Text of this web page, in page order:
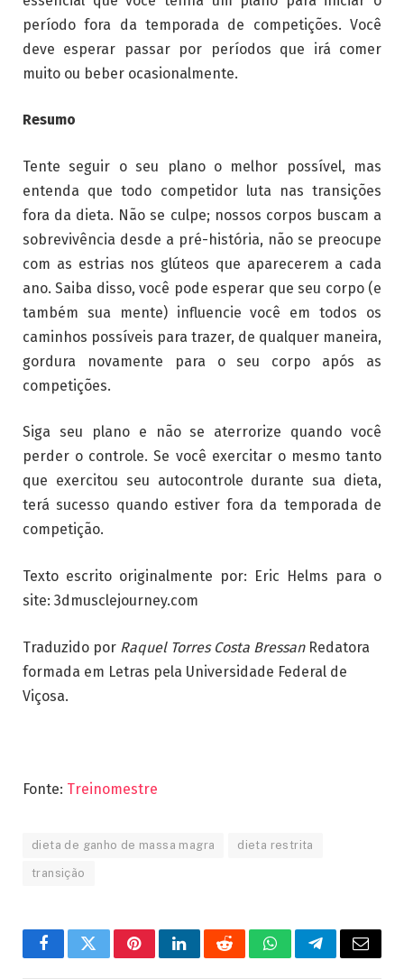
período fora da temporada de competições. Você
deve esperar passar por períodos que irá comer
muito ou beber ocasionalmente.
Resumo
Tente seguir o seu plano o melhor possível, mas
entenda que todo competidor luta nas transições
fora da dieta. Não se culpe; nossos corpos buscam a
sobrevivência desde a pré-história, não se preocupe
com as estrias nos glúteos que aparecerem a cada
ano. Saiba disso, você pode esperar que seu corpo (e
também sua mente) influencie você em todos os
caminhos possíveis para trazer, de qualquer maneira,
gordura novamente para o seu corpo após as
competições.
Siga seu plano e não se aterrorize quando você
perder o controle. Se você exercitar o mesmo tanto
que exercitou seu autocontrole durante sua dieta,
terá sucesso quando estiver fora da temporada de
competição.
Texto escrito originalmente por: Eric Helms para o
site: 3dmusclejourney.com
Traduzido por Raquel Torres Costa Bressan Redatora
formada em Letras pela Universidade Federal de
Viçosa.
Fonte: Treinomestre
dieta de ganho de massa magra dieta restrita
transição
FacebookTwitterPinterestLinkedInRedditWhatsAppTelegramEmail